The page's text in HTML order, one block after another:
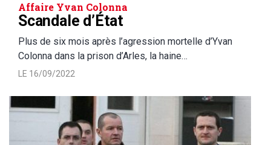
Affaire Yvan Colonna
Scandale d’État
Plus de six mois après l’agression mortelle d’Yvan
Colonna dans la prison d’Arles, la haine…
LE 16/09/2022